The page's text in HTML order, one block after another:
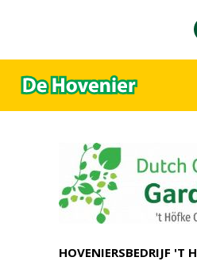
HOVENIERSBEDRIJF 'T